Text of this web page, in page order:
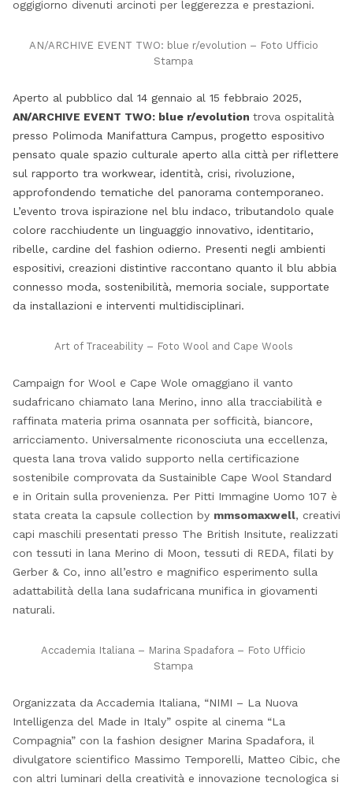
oggigiorno divenuti arcinoti per leggerezza e prestazioni.
AN/ARCHIVE EVENT TWO: blue r/evolution – Foto Ufficio
Stampa
Aperto al pubblico dal 14 gennaio al 15 febbraio 2025,
AN/ARCHIVE EVENT TWO: blue r/evolution trova ospitalità
presso Polimoda Manifattura Campus, progetto espositivo
pensato quale spazio culturale aperto alla città per riflettere
sul rapporto tra workwear, identità, crisi, rivoluzione,
approfondendo tematiche del panorama contemporaneo.
L’evento trova ispirazione nel blu indaco, tributandolo quale
colore racchiudente un linguaggio innovativo, identitario,
ribelle, cardine del fashion odierno. Presenti negli ambienti
espositivi, creazioni distintive raccontano quanto il blu abbia
connesso moda, sostenibilità, memoria sociale, supportate
da installazioni e interventi multidisciplinari.
Art of Traceability – Foto Wool and Cape Wools
Campaign for Wool e Cape Wole omaggiano il vanto
sudafricano chiamato lana Merino, inno alla tracciabilità e
raffinata materia prima osannata per sofficità, biancore,
arricciamento. Universalmente riconosciuta una eccellenza,
questa lana trova valido supporto nella certificazione
sostenibile comprovata da Sustainible Cape Wool Standard
e in Oritain sulla provenienza. Per Pitti Immagine Uomo 107 è
stata creata la capsule collection by mmsomaxwell, creativi
capi maschili presentati presso The British Insitute, realizzati
con tessuti in lana Merino di Moon, tessuti di REDA, filati by
Gerber & Co, inno all’estro e magnifico esperimento sulla
adattabilità della lana sudafricana munifica in giovamenti
naturali.
Accademia Italiana – Marina Spadafora – Foto Ufficio
Stampa
Organizzata da Accademia Italiana, “NIMI – La Nuova
Intelligenza del Made in Italy” ospite al cinema “La
Compagnia” con la fashion designer Marina Spadafora, il
divulgatore scientifico Massimo Temporelli, Matteo Cibic, che
con altri luminari della creatività e innovazione tecnologica si